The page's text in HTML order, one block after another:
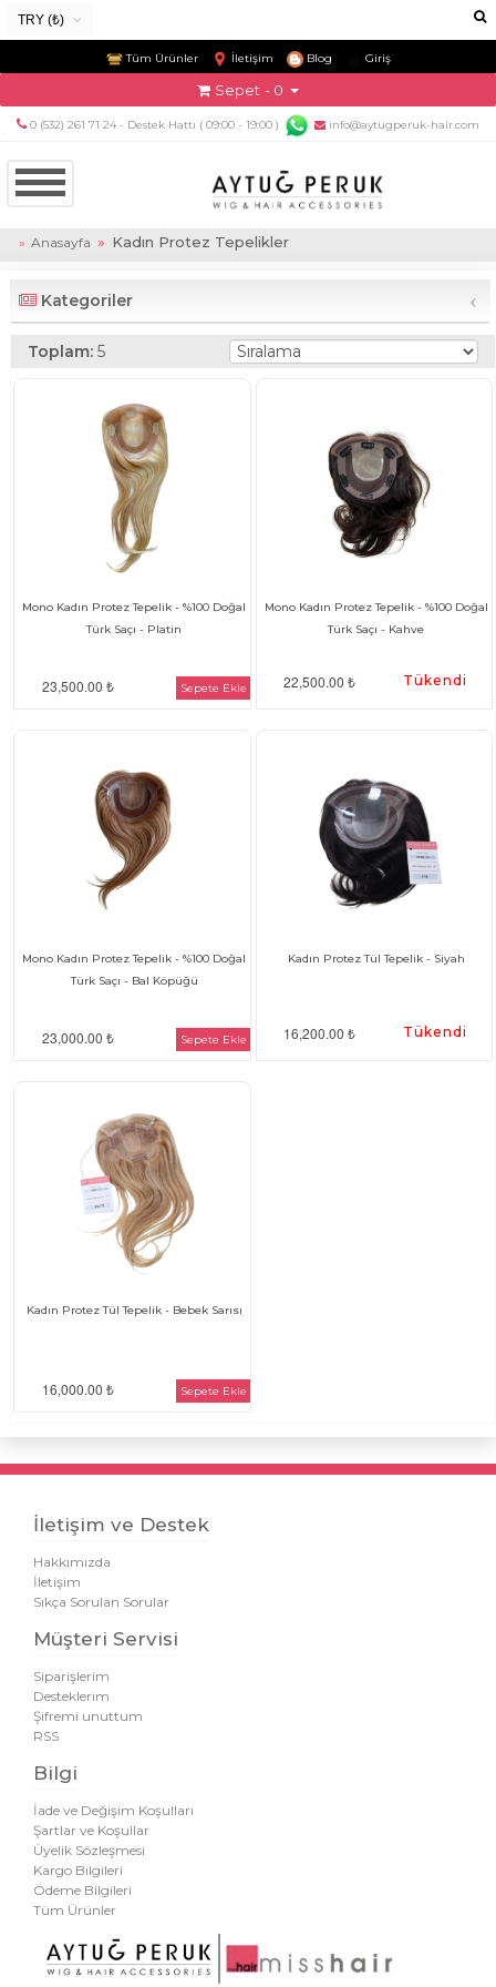
TRY (₺)
TRY (₺)
Tüm Ürünler İletişim Blog Giriş
Sepet - 0
0 (532) 261 71 24 - Destek Hattı ( 09:00 - 19:00 ) info@aytugperuk-hair.com
Anasayfa Kadın Protez Tepelikler
Kategoriler ‹
Toplam: 5
Mono Kadın Protez Tepelik - %100 Doğal
Türk Saçı - Platin
23,500.00 ₺ Sepete Ekle
Mono Kadın Protez Tepelik - %100 Doğal
Türk Saçı - Kahve
22,500.00 ₺ Tükendi
Mono Kadın Protez Tepelik - %100 Doğal
Türk Saçı - Bal Köpüğü
23,000.00 ₺ Sepete Ekle
Kadın Protez Tül Tepelik - Siyah
16,200.00 ₺ Tükendi
Kadın Protez Tül Tepelik - Bebek Sarısı
16,000.00 ₺ Sepete Ekle
İletişim ve Destek
Hakkımızda
İletişim
Sıkça Sorulan Sorular
Müşteri Servisi
Siparişlerim
Desteklerim
Şifremi unuttum
RSS
Bilgi
İade ve Değişim Koşulları
Şartlar ve Koşullar
Üyelik Sözleşmesi
Kargo Bilgileri
Ödeme Bilgileri
Tüm Ürünler